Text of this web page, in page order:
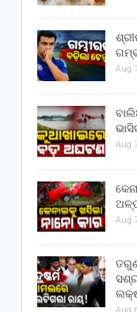
Aug
Aug
Aug